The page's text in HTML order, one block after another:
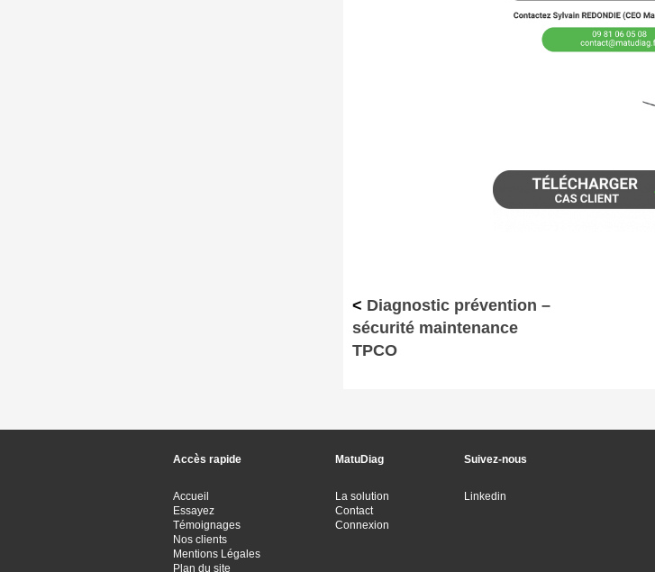
< Diagnostic prévention –
sécurité maintenance
TPCO
Accès rapide
Accueil
Essayez
Témoignages
Nos clients
Mentions Légales
Plan du site
MatuDiag
La solution
Contact
Connexion
Suivez-nous
Linkedin